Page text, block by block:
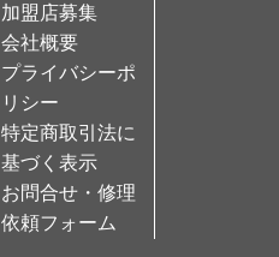
加盟店募集
会社概要
プライバシーポ
リシー
特定商取引法に
基づく表示
お問合せ・修理
依頼フォーム